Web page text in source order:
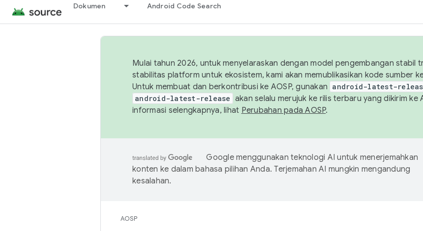
Dokumen Android Code Search
Mulai tahun 2026, untuk menyelaraskan dengan model pengembangan stabil
stabilitas platform untuk ekosistem, kami akan memublikasikan kode sumber
Untuk membuat dan berkontribusi ke AOSP, gunakan android-latest-
android-latest-release akan selalu merujuk ke rilis terbaru yang dikirim ke
informasi selengkapnya, lihat Perubahan pada AOSP.
Google menggunakan teknologi AI untuk menerjemahkan
konten ke dalam bahasa pilihan Anda. Terjemahan AI mungkin mengandung
kesalahan.
AOSP